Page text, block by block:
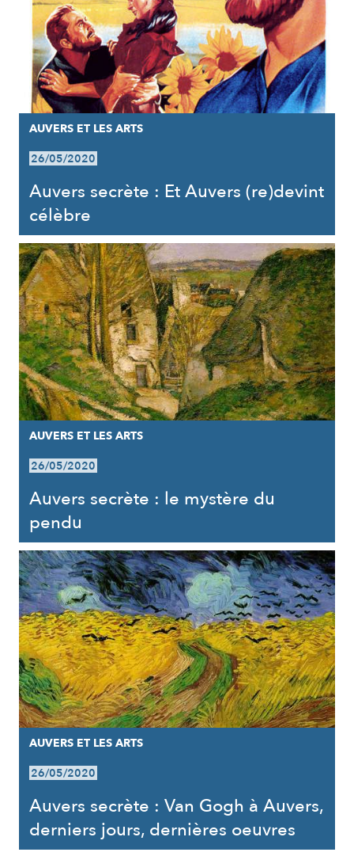
AUVERS ET LES ARTS
26/05/2020
Auvers secrète : Et Auvers (re)devint
célèbre
AUVERS ET LES ARTS
26/05/2020
Auvers secrète : le mystère du
pendu
AUVERS ET LES ARTS
26/05/2020
Auvers secrète : Van Gogh à Auvers,
derniers jours, dernières oeuvres